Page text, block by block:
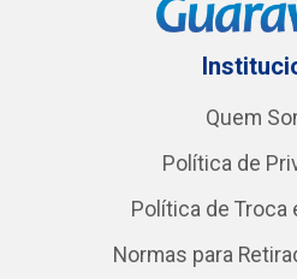
Quem
Política de
Política de Troca
Normas para